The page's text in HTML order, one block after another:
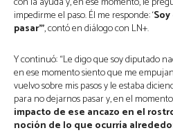
impedirme el paso. Él me responde: ‘
pasar’”, contó en diálogo con LN+.
Y continuó: “Le digo que soy diputado
en ese momento siento que me
vuelvo sobre mis pasos y le estaba
para no dejarnos pasar y, en el
impacto de ese ancazo en el
noción de lo que ocurría